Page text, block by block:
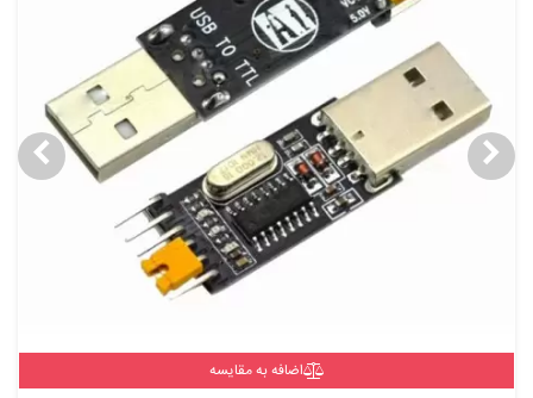
اضافه به مقایسه